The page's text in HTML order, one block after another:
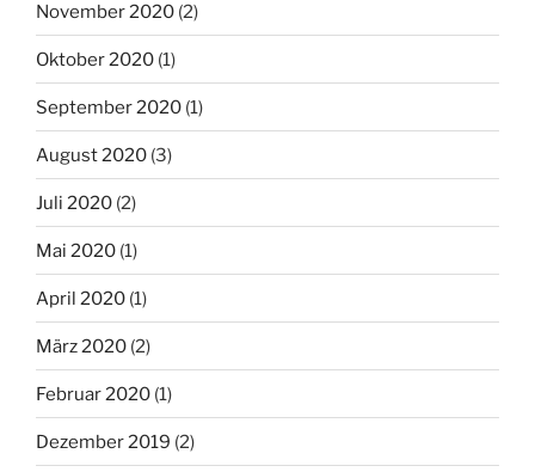
November 2020 (2)
Oktober 2020 (1)
September 2020 (1)
August 2020 (3)
Juli 2020 (2)
Mai 2020 (1)
April 2020 (1)
März 2020 (2)
Februar 2020 (1)
Dezember 2019 (2)